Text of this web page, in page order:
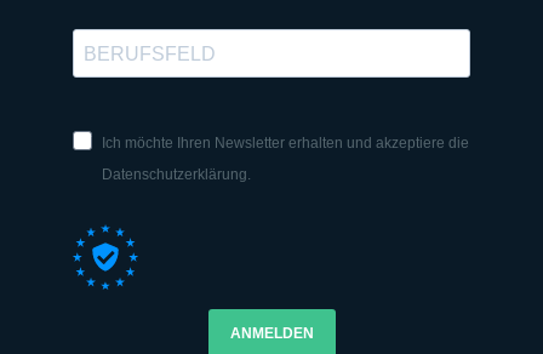
Ich möchte Ihren Newsletter erhalten und akzeptiere die
Datenschutzerklärung.
ANMELDEN